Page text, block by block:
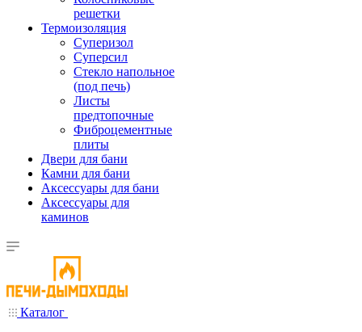
решетки
Термоизоляция
Суперизол
Суперсил
Стекло напольное
(под печь)
Листы
предтопочные
Фиброцементные
плиты
Двери для бани
Камни для бани
Аксессуары для бани
Аксессуары для
каминов
Каталог